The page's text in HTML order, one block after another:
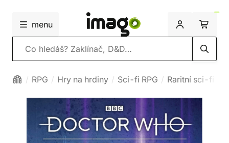
menu
Vyhledávání
RPG Hry na hrdiny Sci-fi RPG Raritní sci-fi